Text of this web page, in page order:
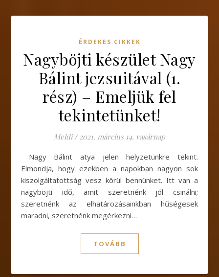
ÉRDEKES CIKKEK
Nagyböjti készület Nagy
Bálint jezsuitával (1.
rész) – Emeljük fel
tekintetünket!
Meldi / 2021. március 14. vasárnap
Nagy Bálint atya jelen helyzetünkre tekint.
Elmondja, hogy ezekben a napokban nagyon sok
kiszolgáltatottság vesz körül bennünket. Itt van a
nagyböjti idő, amit szeretnénk jól csinálni;
szeretnénk az elhatározásainkban hűségesek
maradni, szeretnénk megérkezni…
TOVÁBB